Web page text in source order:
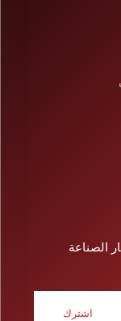
الصناعة
اشترك